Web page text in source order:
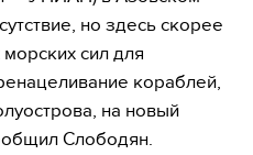
но здесь скорее
сил для
кораблей,
на новый
Слободян.